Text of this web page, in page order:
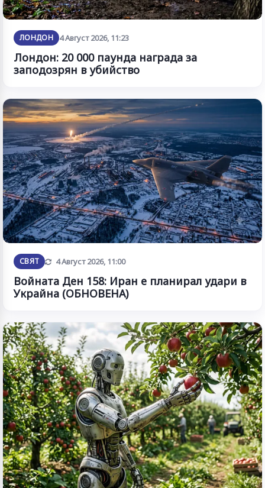
ЛОНДОН 4 Август 2026, 11:23
Лондон: 20 000 паунда награда за
заподозрян в убийство
СВЯТ Обновена
4 Август 2026, 11:00
Войната Ден 158: Иран е планирал удари в
Украйна (ОБНОВЕНА)